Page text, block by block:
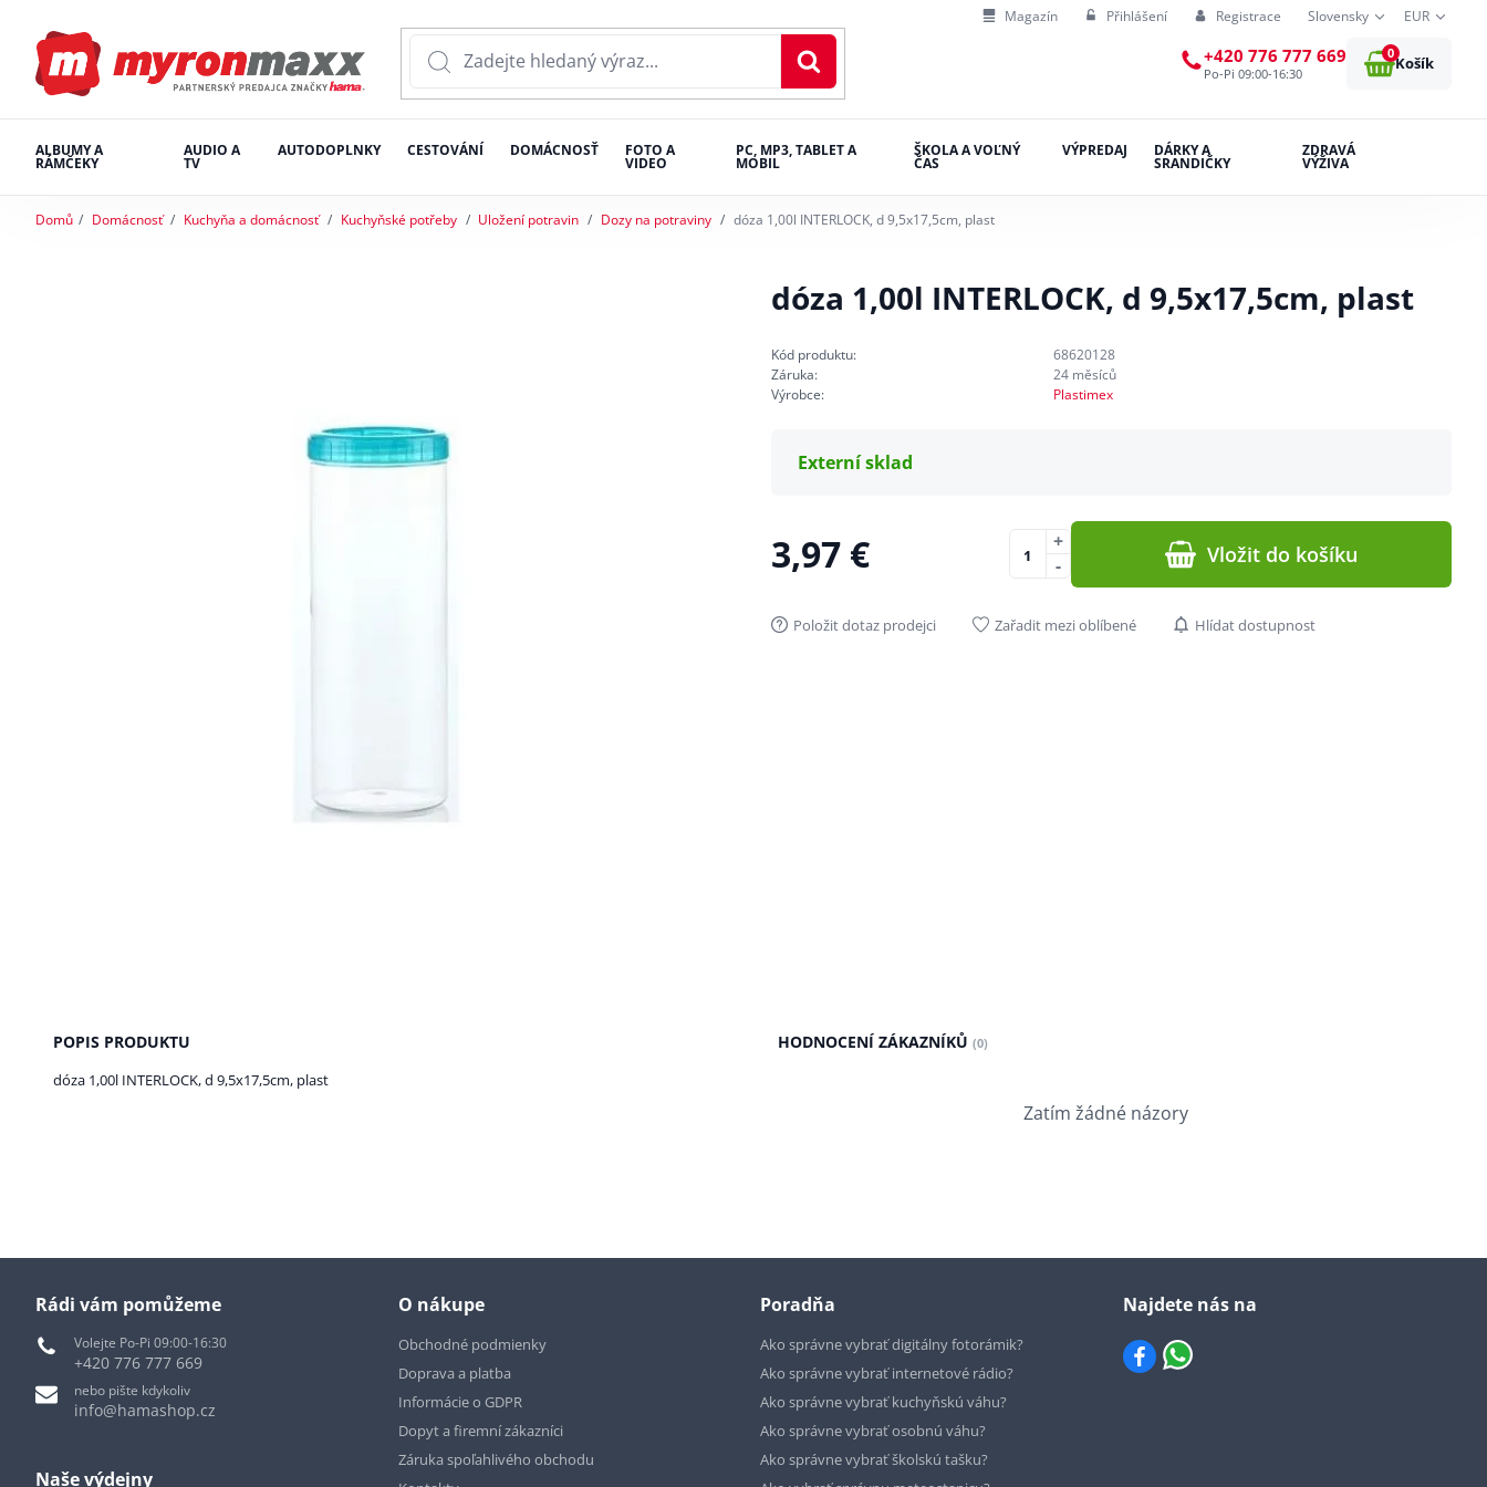
Magazín Přihlášení Registrace Slovensky EUR
+420 776 777 669
Po-Pi 09:00-16:30
0
Košík
ALBUMY A
RÁMČEKY
AUDIO A
TV
AUTODOPLNKY CESTOVÁNÍ DOMÁCNOSŤ FOTO A
VIDEO
PC, MP3, TABLET A
MOBIL
ŠKOLA A VOĽNÝ
ČAS
VÝPREDAJ DÁRKY A
SRANDIČKY
ZDRAVÁ
VÝŽIVA
Domů Domácnosť Kuchyňa a domácnosť Kuchyňské potřeby Uložení potravin Dozy na potraviny dóza 1,00l INTERLOCK, d 9,5x17,5cm, plast
dóza 1,00l INTERLOCK, d 9,5x17,5cm, plast
Kód produktu:
68620128
Záruka:
24 měsíců
Výrobce:
Plastimex
Externí sklad
3,97 € -
+ Vložit do košíku
Položit dotaz prodejci Zařadit mezi oblíbené Hlídat dostupnost
POPIS PRODUKTU
dóza 1,00l INTERLOCK, d 9,5x17,5cm, plast
HODNOCENÍ ZÁKAZNÍKŮ (0)
Zatím žádné názory
Rádi vám pomůžeme
Volejte Po-Pi 09:00-16:30
+420 776 777 669
nebo pište kdykoliv
info@hamashop.cz
Naše výdejny
O nákupe
Obchodné podmienky
Doprava a platba
Informácie o GDPR
Dopyt a firemní zákazníci
Záruka spoľahlivého obchodu
Poradňa
Ako správne vybrať digitálny fotorámik?
Ako správne vybrať internetové rádio?
Ako správne vybrať kuchyňskú váhu?
Ako správne vybrať osobnú váhu?
Ako správne vybrať školskú tašku?
Najdete nás na